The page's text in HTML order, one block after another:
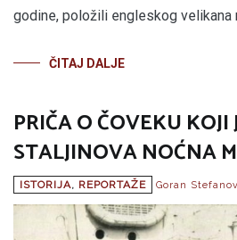
godine, položili engleskog velikana
ČITAJ DALJE
PRIČA O ČOVEKU KOJI
STALJINOVA NOĆNA
ISTORIJA, REPORTAŽE Goran